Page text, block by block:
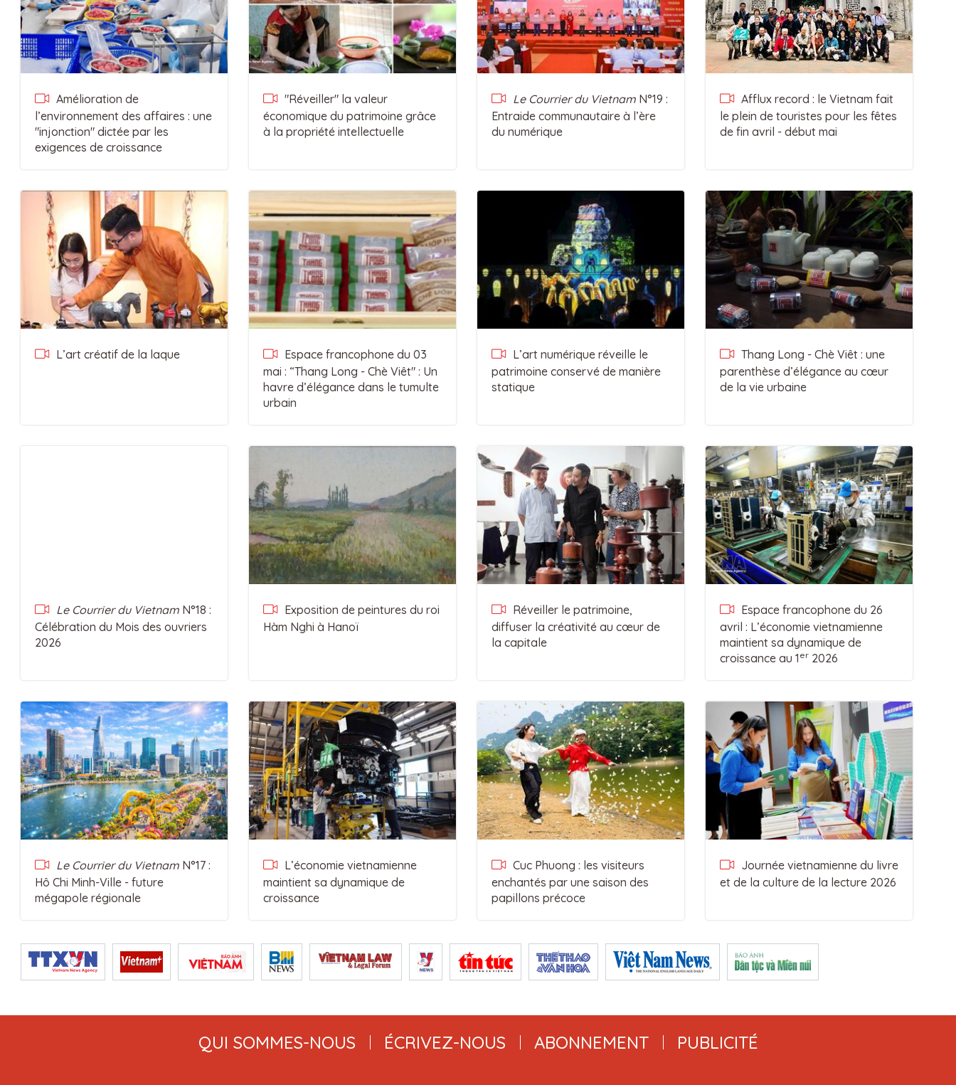
Amélioration de
l’environnement des affaires : une
"injonction" dictée par les
exigences de croissance
"Réveiller" la valeur
économique du patrimoine grâce
à la propriété intellectuelle
Le Courrier du VietnamN°19 :
Entraide communautaire à l’ère
du numérique
Afflux record : le Vietnam fait
le plein de touristes pour les fêtes
de fin avril - début mai
L’art créatif de la laque
Espace francophone du 03
mai : “Thang Long - Chè Viêt" : Un
havre d’élégance dans le tumulte
urbain
L’art numérique réveille le
patrimoine conservé de manière
statique
Thang Long - Chè Viêt : une
parenthèse d’élégance au cœur
de la vie urbaine
Le Courrier du VietnamN°18 :
Célébration du Mois des ouvriers
2026
Exposition de peintures du roi
Hàm Nghi à Hanoï
Réveiller le patrimoine,
diffuser la créativité au cœur de
la capitale
Espace francophone du 26
avril : L’économie vietnamienne
maintient sa dynamique de
croissance au 1 er2026
Le Courrier du VietnamN°17 :
Hô Chi Minh-Ville - future
mégapole régionale
L’économie vietnamienne
maintient sa dynamique de
croissance
Cuc Phuong : les visiteurs
enchantés par une saison des
papillons précoce
Journée vietnamienne du livre
et de la culture de la lecture 2026
QUI SOMMES-NOUS ÉCRIVEZ-NOUS ABONNEMENT PUBLICITÉ